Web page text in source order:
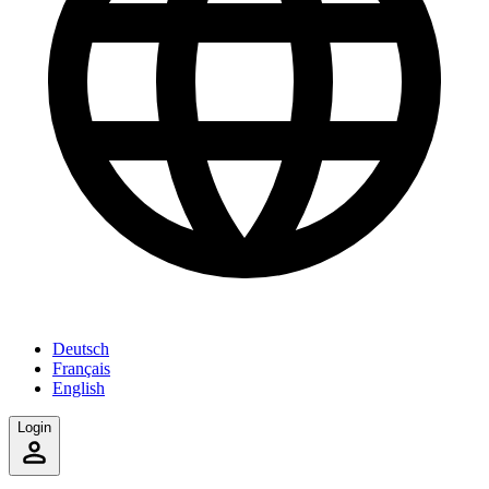
Deutsch
Français
English
Login